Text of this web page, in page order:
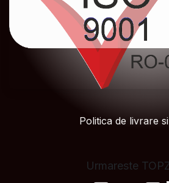
Politica de livrare
Urmareste